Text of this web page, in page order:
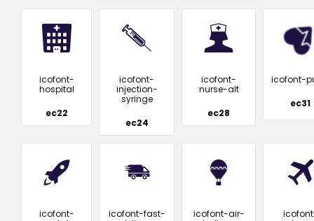
icofont-
hospital
ec22
icofont-
injection-
syringe
ec24
icofont-
nurse-alt
ec28
icofont-
ec31
icofont-
icofont-fast-
icofont-air-